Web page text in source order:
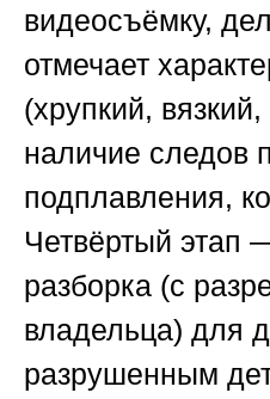
видеосъёмку,
отмечает
(хрупкий,
наличие следов
подплавления,
Четвёртый этап
разборка (с
владельца) для
разрушенным